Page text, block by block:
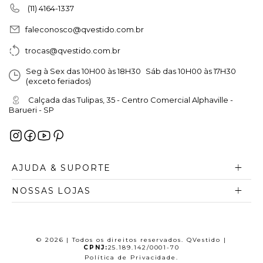
(11) 4164-1337
faleconosco@qvestido.com.br
trocas@qvestido.com.br
Seg à Sex das 10H00 às 18H30 Sáb das 10H00 às 17H30
(exceto feriados)
Calçada das Tulipas, 35 - Centro Comercial Alphaville -
Barueri - SP
AJUDA & SUPORTE
NOSSAS LOJAS
© 2026 | Todos os direitos reservados. QVestido |
CPNJ:25.189.142/0001-70
Política de Privacidade.